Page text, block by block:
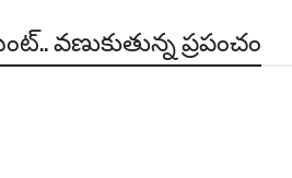
వణుకుతున్న ప్రపంచం